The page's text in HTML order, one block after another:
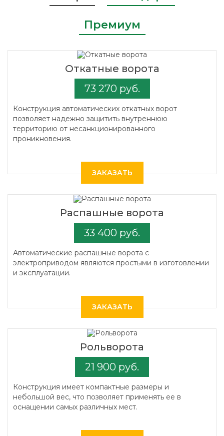
Премиум
Откатные ворота
73 270 руб.
Конструкция автоматических откатных ворот
позволяет надежно защитить внутреннюю
территорию от несанкционированного
проникновения.
ЗАКАЗАТЬ
Распашные ворота
33 400 руб.
Автоматические распашные ворота с
электроприводом являются простыми в изготовлении
и эксплуатации.
ЗАКАЗАТЬ
Рольворота
21 900 руб.
Конструкция имеет компактные размеры и
небольшой вес, что позволяет применять ее в
оснащении самых различных мест.